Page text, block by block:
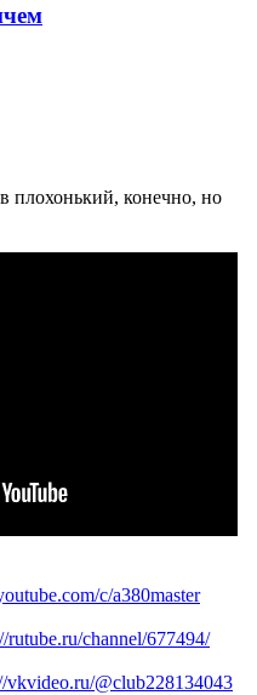
плохонький, конечно, но
c/a380master
rutube.ru/channel/677494/
vkvideo.ru/@club228134043